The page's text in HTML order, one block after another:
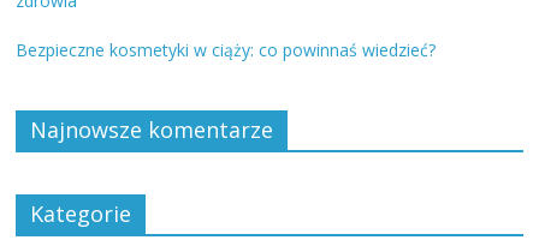
Bezpieczne kosmetyki w ciąży: co powinnaś wiedzieć?
Najnowsze komentarze
Kategorie